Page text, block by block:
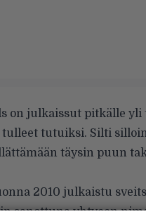
on julkaissut pitkälle
tutuiksi. Silti
täysin puun
2010 julkaistu
sanottuna yhtyeen